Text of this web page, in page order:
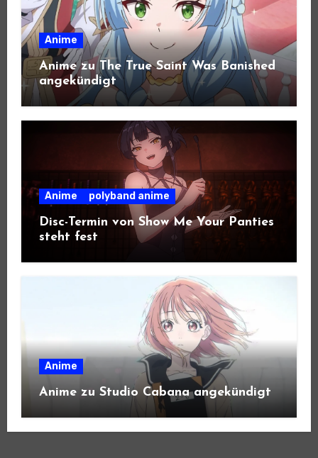
Anime
Anime zu The True Saint Was Banished
angekündigt
Anime polyband anime
Disc-Termin von Show Me Your Panties
steht fest
Anime
Anime zu Studio Cabana angekündigt